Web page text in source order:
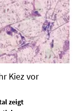
Kiez vor
zeigt